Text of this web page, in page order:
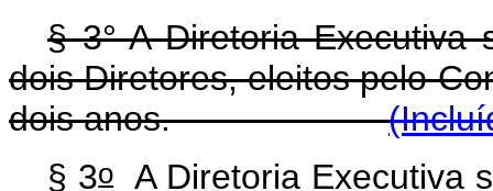
§ 3° A Diretoria Executiva
dois Diretores, eleitos pelo
dois anos.
§ 3oA Diretoria Executiva